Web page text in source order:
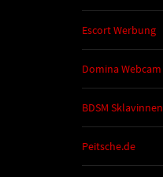
Escort Werbung
Domina Webcam
BDSM Sklavinnen
Peitsche.de